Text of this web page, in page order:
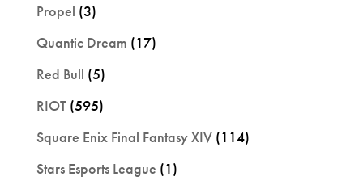
Propel (3)
Quantic Dream (17)
Red Bull (5)
RIOT(595)
Square Enix Final Fantasy XIV(114)
Stars Esports League (1)